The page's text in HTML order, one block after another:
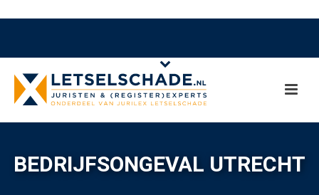
BEDRIJFSONGEVAL UTRECHT